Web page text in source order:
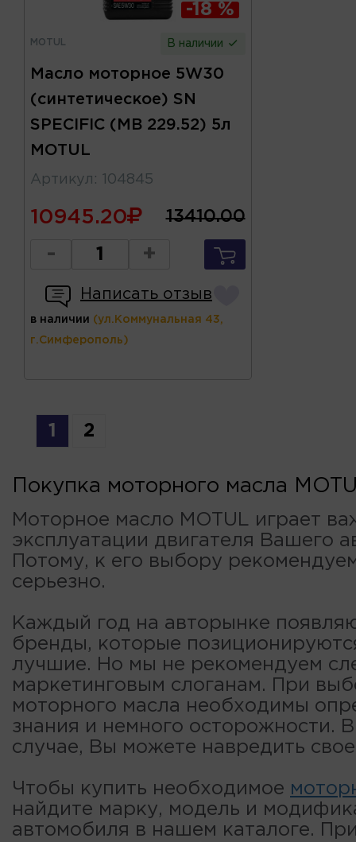
-18 %
MOTUL В наличии
Масло моторное 5W30
(синтетическое) SN
SPECIFIC (MB 229.52) 5л
MOTUL
Артикул : 104845
10945.20 13410.00
- +
Написать отзыв
в наличии (ул.Коммунальная 43,
г.Симферополь)
1 2
Покупка моторного масла
Моторное масло MOTUL играет
эксплуатации двигателя Вашего
Потому, к его выбору
серьезно.
Каждый год на авторынке
бренды, которые
лучшие. Но мы не рекомендуем
маркетинговым слоганам. При
моторного масла необходимы
знания и немного осторожности.
случае, Вы можете навредить
Чтобы купить необходимое
найдите марку, модель и
автомобиля в нашем каталоге.